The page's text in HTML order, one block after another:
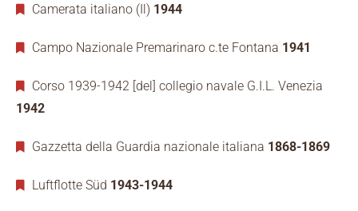
Camerata italiano (Il) 1944
Campo Nazionale Premarinaro c.te Fontana 1941
Corso 1939-1942 [del] collegio navale G.I.L. Venezia
1942
Gazzetta della Guardia nazionale italiana 1868-1869
Luftflotte Süd 1943-1944